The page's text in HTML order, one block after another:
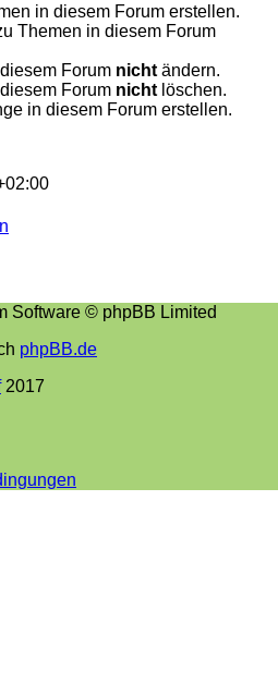
in diesem Forum erstellen.
Themen in diesem Forum
Forum nicht ändern.
Forum nicht löschen.
in diesem Forum erstellen.
Software © phpBB Limited
phpBB.de
2017